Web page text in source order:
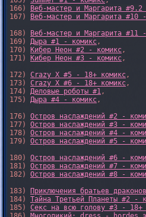
166)
Веб-мастер и Маргарита
167)
Веб-мастер и Маргарита #10
168)
Веб-мастер и Маргарита #11
169) Дыра #1 - комикс,
170)
Кибер Неон #2 - комикс,
171)
Кибер Неон #3 - комикс,
172) Crazy X #5 - 18+ комикс,
173) Crazy X #6 - 18+ комикс,
174) Деловые роботы #1,
175) Дыра #4 - комикс,
176) Остров наслаждений #2 -
177) Остров наслаждений #3 -
178) Остров наслаждений #4 -
179) Остров наслаждений #5 -
180) Остров наслаждений #6 -
181) Остров наслаждений #7 -
182) Остров наслаждений #8 -
183)
Приключения братьев
184) Тайна Третьей Планеты #2 -
185) Секс на всю голову #3 - 18+